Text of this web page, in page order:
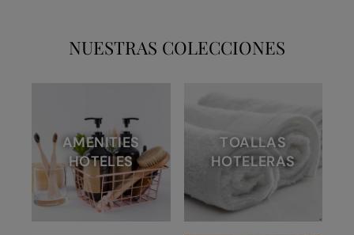
NUESTRAS COLECCIONES
AMENITIES
HOTELES
TOALLAS
HOTELERAS